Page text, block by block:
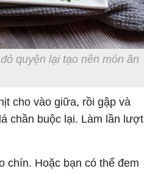
quyện lại tạo nên món ăn
cho vào giữa, rồi gập và
chần buộc lại. Làm lần lượt
chín. Hoặc bạn có thể đem